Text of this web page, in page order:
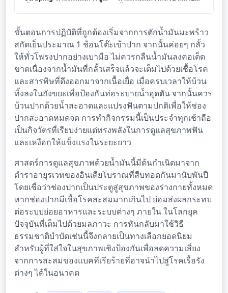
ขั้นตอนการปฏิบัติที่ถูกต้องเริ่มจากการตักน้ำมันมะพร้าว
สกัดเย็นประมาณ 1 ช้อนโต๊ะเข้าปาก จากนั้นค่อยๆ กลั้ว
ให้ทั่วโพรงปากอย่างเบามือ ไม่ควรกลืนน้ำมันลงคอเด็ด
ขาดเนื่องจากน้ำมันที่กลั้วเสร็จแล้วจะเต็มไปด้วยเชื้อโรค
และสารพิษที่ดึงออกมาจากเนื้อเยื่อ เมื่อครบเวลาให้บ้วน
ทิ้งลงในถังขยะเพื่อป้องกันท่อระบายน้ำอุดตัน จากนั้นควร
บ้วนปากด้วยน้ำสะอาดและแปรงฟันตามปกติเพื่อให้ช่อง
ปากสะอาดหมดจด การทำกิจกรรมนี้เป็นประจำทุกเช้าถือ
เป็นกิจวัตรที่เรียบง่ายแต่ทรงพลังในการดูแลสุขภาพฟัน
และเหงือกให้แข็งแรงในระยะยาว
ศาสตร์การดูแลสุขภาพด้วยน้ำมันนี้มีต้นกำเนิดมาจาก
ตำราอายุรเวทของอินเดียโบราณที่สืบทอดกันมานับพันปี
โดยเชื่อว่าช่องปากเป็นประตูสู่สุขภาพของร่างกายทั้งหมด
หากช่องปากมีเชื้อโรคสะสมมากเกินไป ย่อมส่งผลกระทบ
ต่อระบบย่อยอาหารและระบบต่างๆ ภายใน ในโลกยุค
ปัจจุบันที่เต็มไปด้วยมลภาวะ การหันกลับมาใช้วิธี
ธรรมชาติบำบัดเช่นนี้จึงกลายเป็นทางเลือกยอดนิยม
สำหรับผู้ที่ใส่ใจในสุขภาพเชิงป้องกันเพื่อลดความเสี่ยง
จากการสะสมของแบคทีเรียร้ายที่อาจนำไปสู่โรคเรื้อรัง
ต่างๆ ได้ในอนาคต